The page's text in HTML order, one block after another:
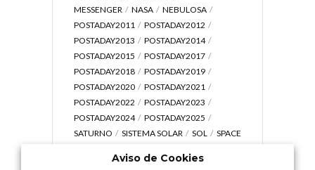
MESSENGER
NASA
NEBULOSA
POSTADAY2011
POSTADAY2012
POSTADAY2013
POSTADAY2014
POSTADAY2015
POSTADAY2017
POSTADAY2018
POSTADAY2019
POSTADAY2020
POSTADAY2021
POSTADAY2022
POSTADAY2023
POSTADAY2024
POSTADAY2025
SATURNO
SISTEMA SOLAR SOL
SPACE
UNIVERSO
VÍDEO
Aviso de Cookies